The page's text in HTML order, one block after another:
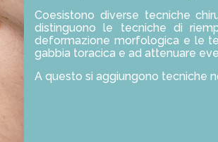
Coesistono diverse tecniche
distinguono le tecniche di
deformazione morfologica e le
gabbia toracica e ad attenuare
A questo si aggiungono tecniche